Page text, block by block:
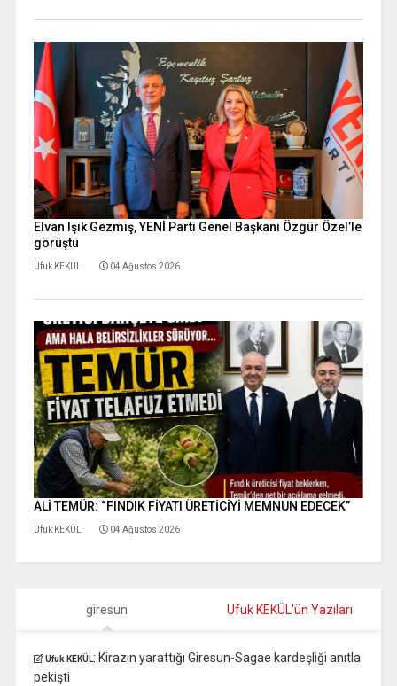
Elvan Işık Gezmiş, YENİ Parti Genel Başkanı Özgür Özel’le
görüştü
Ufuk KEKÜL 04 Ağustos 2026
ALİ TEMÜR: “FINDIK FİYATI ÜRETİCİYİ MEMNUN EDECEK”
Ufuk KEKÜL 04 Ağustos 2026
giresun Ufuk KEKÜL'ün Yazıları
Ufuk KEKÜL: Kirazın yarattığı Giresun-Sagae kardeşliği anıtla
pekişti